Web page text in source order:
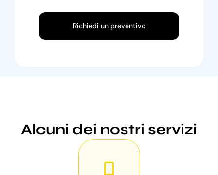
Richiedi un preventivo
Alcuni dei nostri servizi